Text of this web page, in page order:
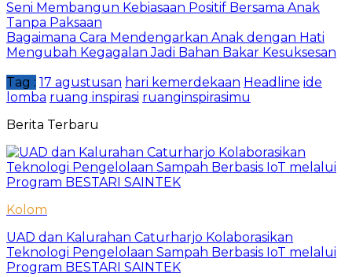
Seni Membangun Kebiasaan Positif Bersama Anak
Tanpa Paksaan
Bagaimana Cara Mendengarkan Anak dengan Hati
Mengubah Kegagalan Jadi Bahan Bakar Kesuksesan
Tag : 17 agustusan hari kemerdekaan Headline ide
lomba ruang inspirasi ruanginspirasimu
Berita Terbaru
Kolom
UAD dan Kalurahan Caturharjo Kolaborasikan
Teknologi Pengelolaan Sampah Berbasis IoT melalui
Program BESTARI SAINTEK